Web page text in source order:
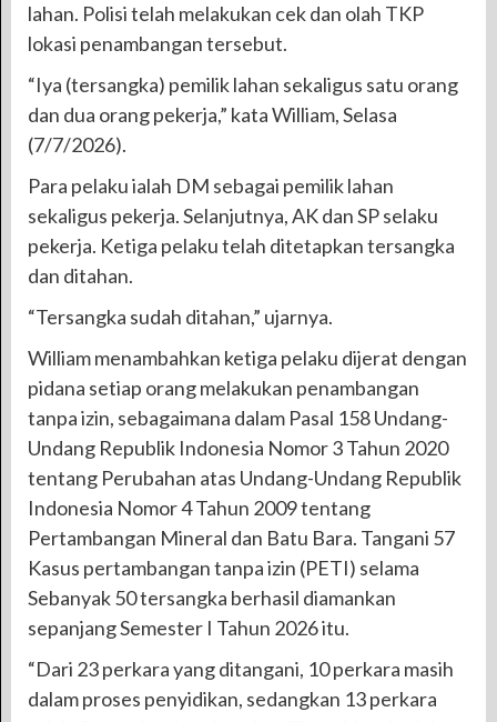
lahan. Polisi telah melakukan cek dan olah TKP
lokasi penambangan tersebut.
“Iya (tersangka) pemilik lahan sekaligus satu orang
dan dua orang pekerja,” kata William, Selasa
(7/7/2026).
Para pelaku ialah DM sebagai pemilik lahan
sekaligus pekerja. Selanjutnya, AK dan SP selaku
pekerja. Ketiga pelaku telah ditetapkan tersangka
dan ditahan.
“Tersangka sudah ditahan,” ujarnya.
William menambahkan ketiga pelaku dijerat dengan
pidana setiap orang melakukan penambangan
tanpa izin, sebagaimana dalam Pasal 158 Undang-
Undang Republik Indonesia Nomor 3 Tahun 2020
tentang Perubahan atas Undang-Undang Republik
Indonesia Nomor 4 Tahun 2009 tentang
Pertambangan Mineral dan Batu Bara. Tangani 57
Kasus pertambangan tanpa izin (PETI) selama
Sebanyak 50 tersangka berhasil diamankan
sepanjang Semester I Tahun 2026 itu.
“Dari 23 perkara yang ditangani, 10 perkara masih
dalam proses penyidikan, sedangkan 13 perkara